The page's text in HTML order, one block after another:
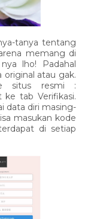
tanya tentang
memang di
lho! Padahal
atau gak.
situs resmi :
ke tab Verifikasi.
data diri masing-
masukan kode
di setiap